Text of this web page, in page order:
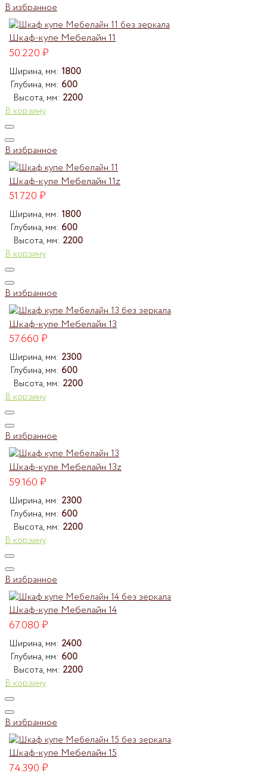
В избранное
Шкаф-купе Мебелайн 11
50.220₽
Ширина, мм: 1800
Глубина, мм: 600
Высота, мм: 2200
В корзину
В избранное
Шкаф-купе Мебелайн 11z
51.720₽
Ширина, мм: 1800
Глубина, мм: 600
Высота, мм: 2200
В корзину
В избранное
Шкаф-купе Мебелайн 13
57.660₽
Ширина, мм: 2300
Глубина, мм: 600
Высота, мм: 2200
В корзину
В избранное
Шкаф-купе Мебелайн 13z
59.160₽
Ширина, мм: 2300
Глубина, мм: 600
Высота, мм: 2200
В корзину
В избранное
Шкаф-купе Мебелайн 14
67.080₽
Ширина, мм: 2400
Глубина, мм: 600
Высота, мм: 2200
В корзину
В избранное
Шкаф-купе Мебелайн 15
74.390₽